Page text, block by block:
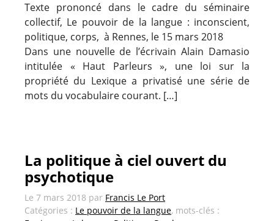
Texte prononcé dans le cadre du séminaire
collectif, Le pouvoir de la langue : inconscient,
politique, corps, à Rennes, le 15 mars 2018
Dans une nouvelle de l’écrivain Alain Damasio
intitulée « Haut Parleurs », une loi sur la
propriété du Lexique a privatisé une série de
mots du vocabulaire courant. […]
La politique à ciel ouvert du
psychotique
Le 7 mars 2018 par Francis Le Port
Catégories : Le pouvoir de la langue, mots-clés :